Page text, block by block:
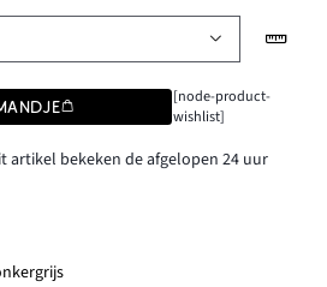
[node-product-
wishlist]
artikel bekeken de afgelopen 24 uur